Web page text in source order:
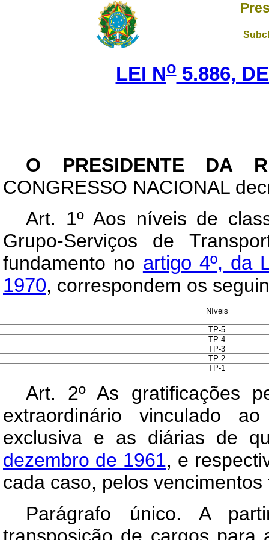
LEI No5.886,
O PRESIDENTE DA
CONGRESSO NACIONAL
Art. 1º Aos níveis de
Grupo-Serviços de
fundamento no artigo 4º, da
1970, correspondem os
Níveis
TP-5
TP-4
TP-3
TP-2
TP-1
Art. 2º As gratificações
extraordinário vinculado
exclusiva e as diárias de
dezembro de 1961, e
cada caso, pelos
Parágrafo único. A